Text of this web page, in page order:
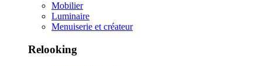
Mobilier
Luminaire
Menuiserie et créateur
Relooking